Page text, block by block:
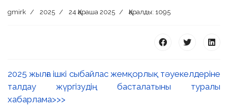
gmirk 2025 24 Қараша 2025 Қаралды: 1095
2025 жылға ішкі сыбайлас жемқорлық тәуекелдеріне
талдау жүргізудің басталатыны туралы
хабарлама>>>